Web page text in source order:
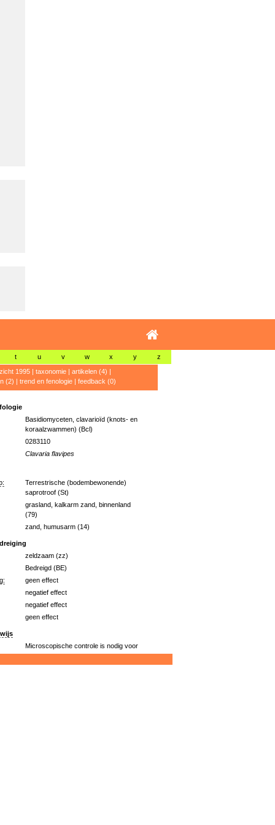
t u v w x y z
1995| taxonomie| artikelen (4) |
(2) | trend en fenologie| feedback (0)
Basidiomyceten, clavarioïd (knots- en
koraalzwammen) (Bcl)
0283110
Clavaria flavipes
Terrestrische (bodembewonende)
saprotroof (St)
grasland, kalkarm zand, binnenland
(79)
zand, humusarm (14)
zeldzaam (zz)
Bedreigd (BE)
geen effect
negatief effect
negatief effect
geen effect
Microscopische controle is nodig voor
zekere determinatie